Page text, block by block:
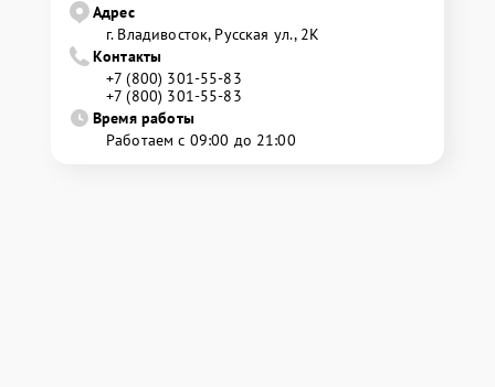
Адрес
г. Владивосток, Русская ул., 2К
Контакты
+7 (800) 301-55-83
+7 (800) 301-55-83
Время работы
Работаем с 09:00 до 21:00